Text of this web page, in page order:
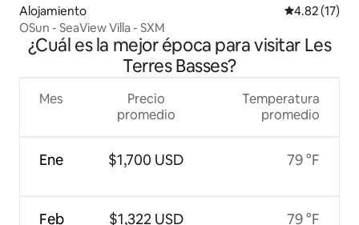
Alojamiento Calificación
4.82 (17)
OSun - SeaView Villa - SXM
¿Cuál es la mejor época para visitar Les
Terres Basses?
Mes
Ene
Feb
Precio
promedio
$1,700 USD
$1,322 USD
Temperatura
promedio
79 °F
79 °F